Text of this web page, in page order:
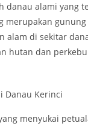
danau alami yang
merupakan
alam di sekitar
hutan dan
Danau Kerinci
menyukai